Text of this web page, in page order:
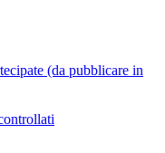
(da pubblicare in